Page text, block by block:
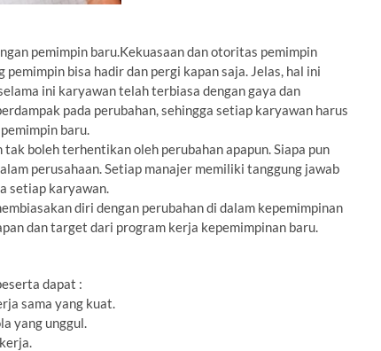
pemimpin baru.Kekuasaan dan otoritas pemimpin
bisa hadir dan pergi kapan saja. Jelas, hal ini
ini karyawan telah terbiasa dengan gaya dan
pada perubahan, sehingga setiap karyawan harus
baru.
boleh terhentikan oleh perubahan apapun. Siapa pun
perusahaan. Setiap manajer memiliki tanggung jawab
setiap karyawan.
diri dengan perubahan di dalam kepemimpinan
dan target dari program kerja kepemimpinan baru.
dapat :
sama yang kuat.
yang unggul.